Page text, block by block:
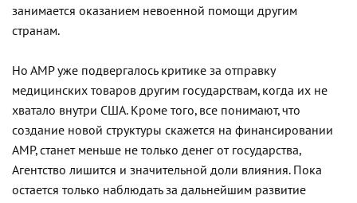
занимается оказанием невоенной помощи другим
странам.
Но АМР уже подвергалось критике за отправку
медицинских товаров другим государствам, когда их не
хватало внутри США. Кроме того, все понимают, что
создание новой структуры скажется на финансировании
АМР, станет меньше не только денег от государства,
Агентство лишится и значительной доли влияния. Пока
остается только наблюдать за дальнейшим развитие